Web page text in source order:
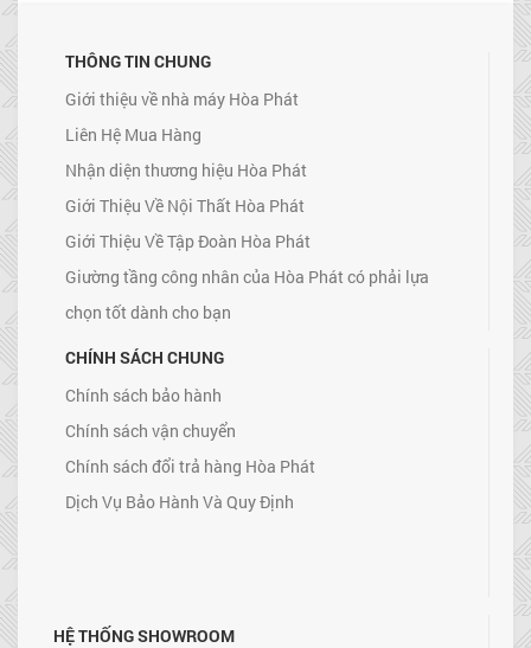
THÔNG TIN CHUNG
Giới thiệu về nhà máy Hòa Phát
Liên Hệ Mua Hàng
Nhận diện thương hiệu Hòa Phát
Giới Thiệu Về Nội Thất Hòa Phát
Giới Thiệu Về Tập Đoàn Hòa Phát
Giường tầng công nhân của Hòa Phát có phải lựa
chọn tốt dành cho bạn
CHÍNH SÁCH CHUNG
Chính sách bảo hành
Chính sách vận chuyển
Chính sách đổi trả hàng Hòa Phát
Dịch Vụ Bảo Hành Và Quy Định
HỆ THỐNG SHOWROOM